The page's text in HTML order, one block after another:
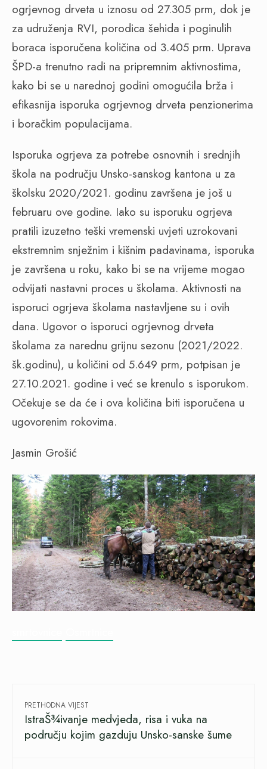
ogrjevnog drveta u iznosu od 27.305 prm, dok je
za udruženja RVI, porodica šehida i poginulih
boraca isporučena količina od 3.405 prm. Uprava
ŠPD-a trenutno radi na pripremnim aktivnostima,
kako bi se u narednoj godini omogućila brža i
efikasnija isporuka ogrjevnog drveta penzionerima
i boračkim populacijama.
Isporuka ogrjeva za potrebe osnovnih i srednjih
škola na području Unsko-sanskog kantona u za
školsku 2020/2021. godinu završena je još u
februaru ove godine. Iako su isporuku ogrjeva
pratili izuzetno teški vremenski uvjeti uzrokovani
ekstremnim snježnim i kišnim padavinama, isporuka
je završena u roku, kako bi se na vrijeme mogao
odvijati nastavni proces u školama. Aktivnosti na
isporuci ogrjeva školama nastavljene su i ovih
dana. Ugovor o isporuci ogrjevnog drveta
školama za narednu grijnu sezonu (2021/2022.
šk.godinu), u količini od 5.649 prm, potpisan je
27.10.2021. godine i već se krenulo s isporukom.
Očekuje se da će i ova količina biti isporučena u
ugovorenim rokovima.
Jasmin Grošić
PRETHODNA VIJEST
IstraŠ¾ivanje medvjeda, risa i vuka na
području kojim gazduju Unsko-sanske šume